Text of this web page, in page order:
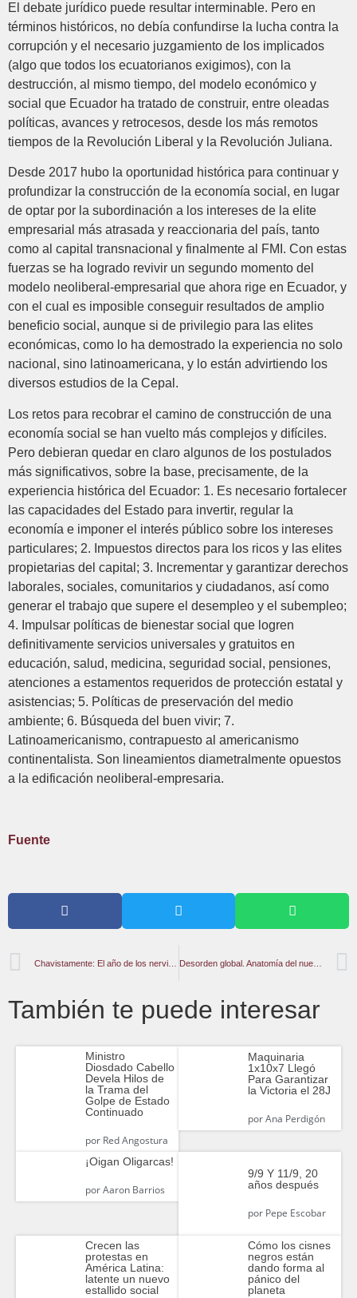
El debate jurídico puede resultar interminable. Pero en
términos históricos, no debía confundirse la lucha contra la
corrupción y el necesario juzgamiento de los implicados
(algo que todos los ecuatorianos exigimos), con la
destrucción, al mismo tiempo, del modelo económico y
social que Ecuador ha tratado de construir, entre oleadas
políticas, avances y retrocesos, desde los más remotos
tiempos de la Revolución Liberal y la Revolución Juliana.
Desde 2017 hubo la oportunidad histórica para continuar y
profundizar la construcción de la economía social, en lugar
de optar por la subordinación a los intereses de la elite
empresarial más atrasada y reaccionaria del país, tanto
como al capital transnacional y finalmente al FMI. Con estas
fuerzas se ha logrado revivir un segundo momento del
modelo neoliberal-empresarial que ahora rige en Ecuador, y
con el cual es imposible conseguir resultados de amplio
beneficio social, aunque si de privilegio para las elites
económicas, como lo ha demostrado la experiencia no solo
nacional, sino latinoamericana, y lo están advirtiendo los
diversos estudios de la Cepal.
Los retos para recobrar el camino de construcción de una
economía social se han vuelto más complejos y difíciles.
Pero debieran quedar en claro algunos de los postulados
más significativos, sobre la base, precisamente, de la
experiencia histórica del Ecuador: 1. Es necesario fortalecer
las capacidades del Estado para invertir, regular la
economía e imponer el interés público sobre los intereses
particulares; 2. Impuestos directos para los ricos y las elites
propietarias del capital; 3. Incrementar y garantizar derechos
laborales, sociales, comunitarios y ciudadanos, así como
generar el trabajo que supere el desempleo y el subempleo;
4. Impulsar políticas de bienestar social que logren
definitivamente servicios universales y gratuitos en
educación, salud, medicina, seguridad social, pensiones,
atenciones a estamentos requeridos de protección estatal y
asistencias; 5. Políticas de preservación del medio
ambiente; 6. Búsqueda del buen vivir; 7.
Latinoamericanismo, contrapuesto al americanismo
continentalista. Son lineamientos diametralmente opuestos
a la edificación neoliberal-empresaria.
Fuente
Desorden global. Anatomía del nuevo neoliberalismo
También te puede interesar
Ministro
Diosdado Cabello
Devela Hilos de
la Trama del
Golpe de Estado
Continuado
porRed Angostura
Maquinaria
1x10x7 Llegó
Para Garantizar
la Victoria el 28J
porAna Perdigón
¡Oigan Oligarcas!
porAaron Barrios
9/9 Y 11/9, 20
años después
porPepe Escobar
Crecen las
protestas en
América Latina:
latente un nuevo
estallido social
Cómo los cisnes
negros están
dando forma al
pánico del
planeta